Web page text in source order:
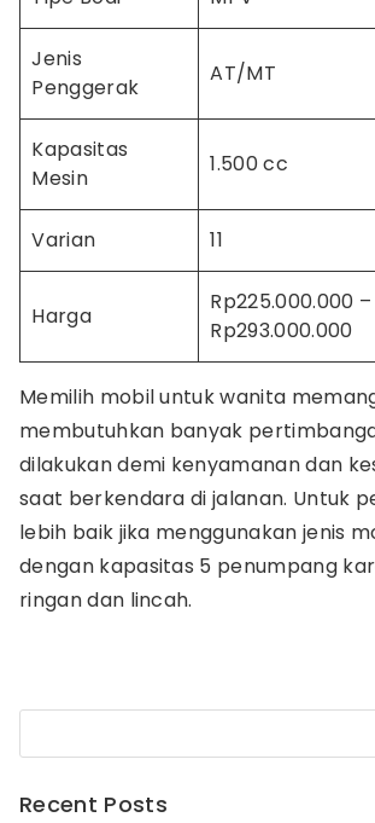
Jenis
Penggerak
AT/MT
Kapasitas
Mesin
1.500 cc
Varian 11
Harga
Rp225.000.000 –
Rp293.000.000
Memilih mobil untuk wanita
membutuhkan banyak
dilakukan demi kenyamanan dan
saat berkendara di jalanan. Untuk
lebih baik jika menggunakan jenis
dengan kapasitas 5 penumpang
ringan dan lincah.
Recent Posts